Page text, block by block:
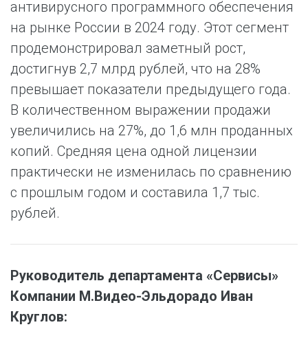
антивирусного программного обеспечения
на рынке России в 2024 году. Этот сегмент
продемонстрировал заметный рост,
достигнув 2,7 млрд рублей, что на 28%
превышает показатели предыдущего года.
В количественном выражении продажи
увеличились на 27%, до 1,6 млн проданных
копий. Средняя цена одной лицензии
практически не изменилась по сравнению
с прошлым годом и составила 1,7 тыс.
рублей.
Руководитель департамента «Сервисы»
Компании М.Видео-Эльдорадо Иван
Круглов: